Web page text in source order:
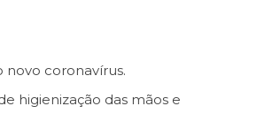
novo coronavírus.
higienização das mãos e